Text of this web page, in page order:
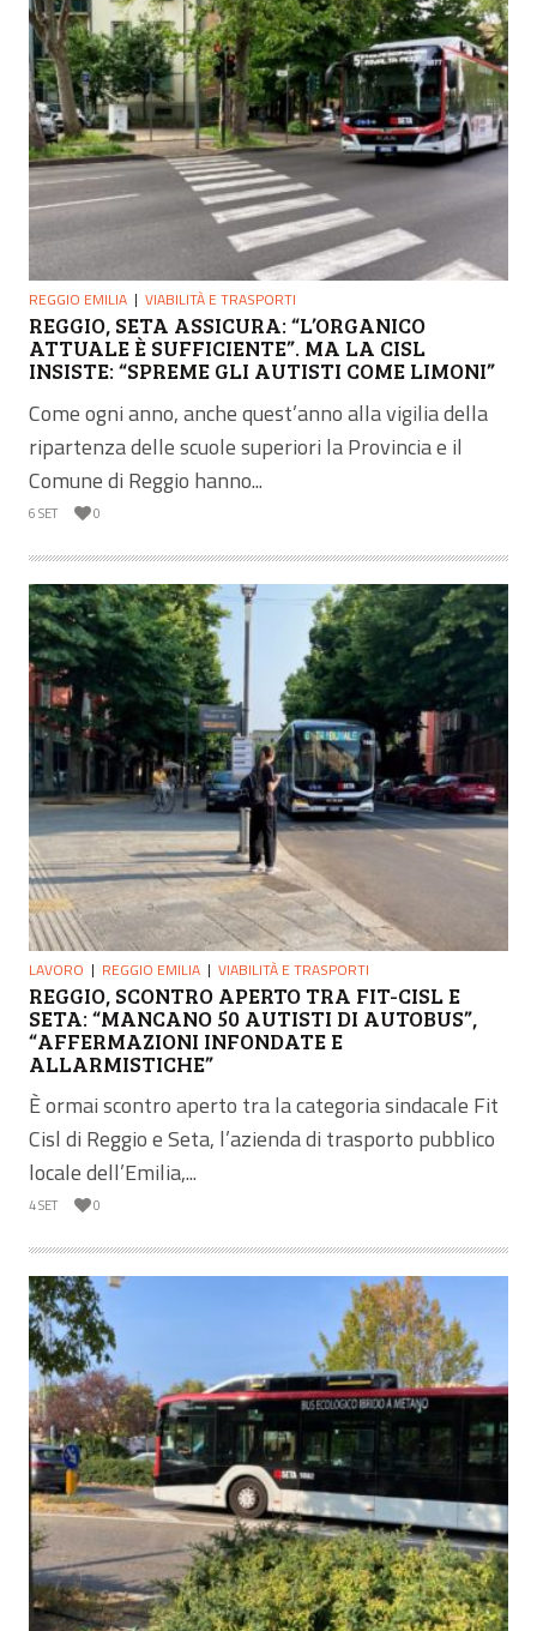
REGGIO EMILIA VIABILITÀ E TRASPORTI
REGGIO, SETA ASSICURA: “L’ORGANICO
ATTUALE È SUFFICIENTE”. MA LA CISL
INSISTE: “SPREME GLI AUTISTI COME LIMONI”
Come ogni anno, anche quest’anno alla vigilia della
ripartenza delle scuole superiori la Provincia e il
Comune di Reggio hanno...
6 SET 0
LAVORO REGGIO EMILIA VIABILITÀ E TRASPORTI
REGGIO, SCONTRO APERTO TRA FIT-CISL E
SETA: “MANCANO 50 AUTISTI DI AUTOBUS”,
“AFFERMAZIONI INFONDATE E
ALLARMISTICHE”
È ormai scontro aperto tra la categoria sindacale Fit
Cisl di Reggio e Seta, l’azienda di trasporto pubblico
locale dell’Emilia,...
4 SET 0